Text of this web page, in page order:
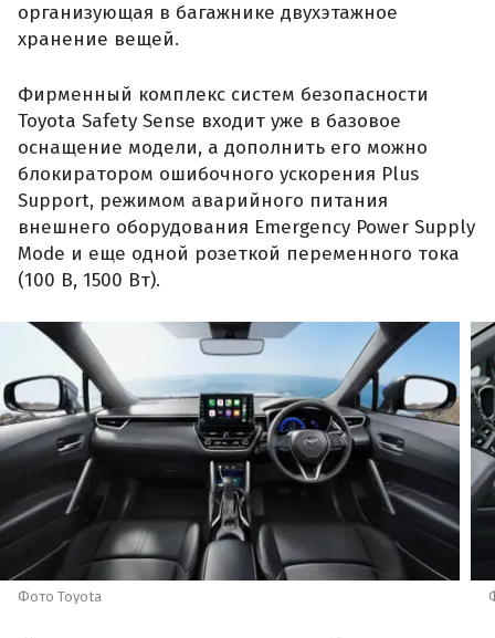
организующая в багажнике двухэтажное
хранение вещей.
Фирменный комплекс систем безопасности
Toyota Safety Sense входит уже в базовое
оснащение модели, а дополнить его можно
блокиратором ошибочного ускорения Plus
Support, режимом аварийного питания
внешнего оборудования Emergency Power Supply
Mode и еще одной розеткой переменного тока
(100 В, 1500 Вт).
Фото Toyota